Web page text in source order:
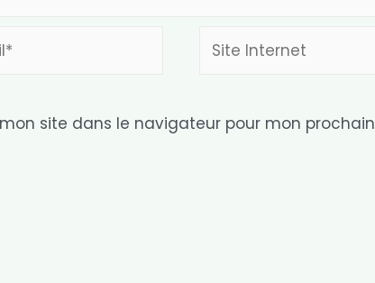
Site
site dans le navigateur pour mon prochain